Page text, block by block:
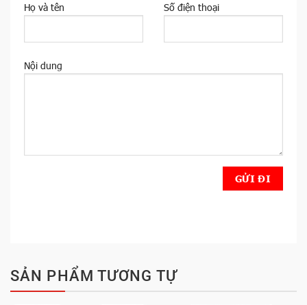
Họ và tên Số điện thoại
Nội dung
SẢN PHẨM TƯƠNG TỰ